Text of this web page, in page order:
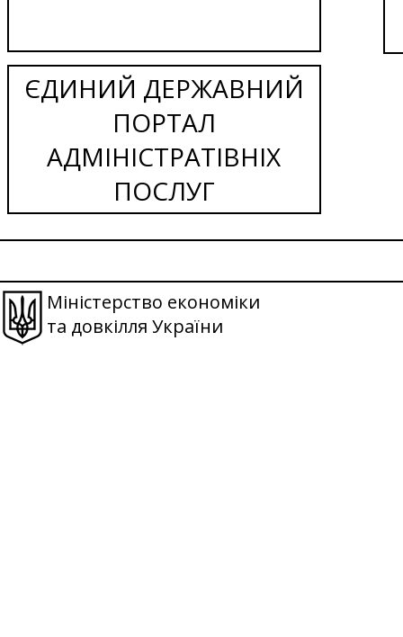
ЄДИНИЙ ДЕРЖАВНИЙ
ПОРТАЛ
АДМІНІСТРАТІВНІХ
ПОСЛУГ
Міністерство економіки
та довкілля України